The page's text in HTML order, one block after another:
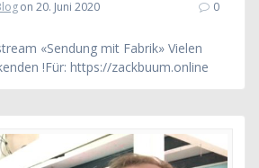
on 20. Juni 2020 0
«Sendung mit Fabrik» Vielen
!Für: https://zackbuum.online